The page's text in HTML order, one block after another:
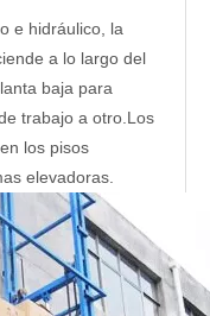
e hidráulico, la
a lo largo del
baja para
trabajo a otro.Los
los pisos
elevadoras.